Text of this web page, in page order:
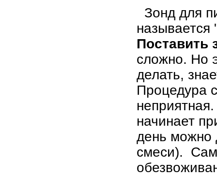
Зонд для
называется
Поставить
сложно. Но
делать,
Процедура
начинает
день можно
смеси).